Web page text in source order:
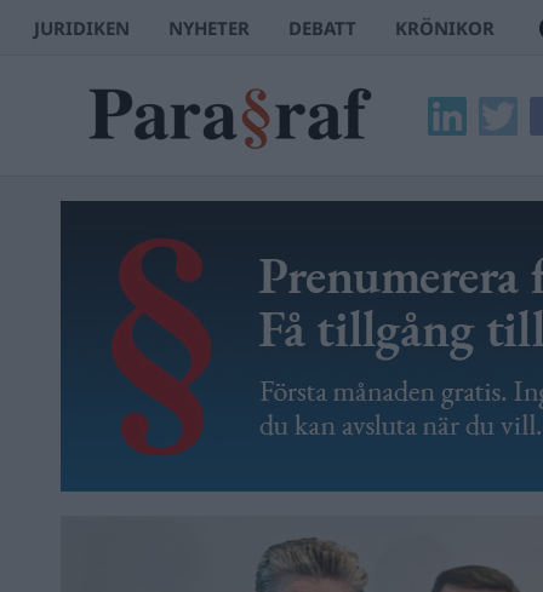
JURIDIKEN NYHETER DEBATT KRÖNIKOR